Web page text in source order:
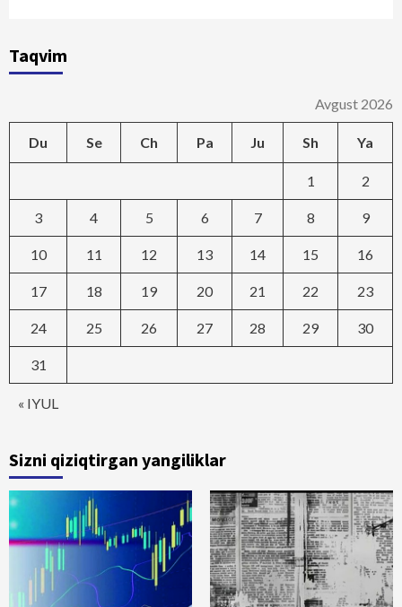
Taqvim
Avgust 2026
Du Se Ch Pa Ju Sh Ya
« IYUL
1 2
3 4 5 6 7 8 9
10 11 12 13 14 15 16
17 18 19 20 21 22 23
24 25 26 27 28 29 30
31
Sizni qiziqtirgan yangiliklar